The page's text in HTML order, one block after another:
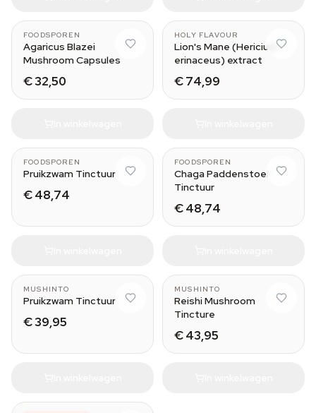
FOODSPOREN
Agaricus Blazei
Mushroom Capsules
€ 32,50
HOLY FLAVOUR
Lion's Mane (Hericium
erinaceus) extract
€ 74,99
FOODSPOREN
Pruikzwam Tinctuur
€ 48,74
FOODSPOREN
Chaga Paddenstoel
Tinctuur
€ 48,74
MUSHINTO
Pruikzwam Tinctuur
€ 39,95
MUSHINTO
Reishi Mushroom
Tincture
€ 43,95